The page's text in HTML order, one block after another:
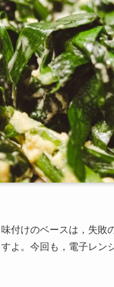
付けのベースは，失敗
よ。今回も，電子レン